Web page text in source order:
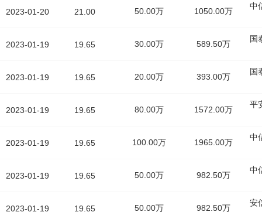
2023-01-20
2023-01-19
2023-01-19
2023-01-19
2023-01-19
2023-01-19
2023-01-19
21.00 50.00万 1050.00万
中
19.65 30.00万 589.50万
国
19.65 20.00万 393.00万
国
19.65 80.00万 1572.00万
平
19.65 100.00万 1965.00万
中
19.65 50.00万 982.50万
中
19.65 50.00万 982.50万
安